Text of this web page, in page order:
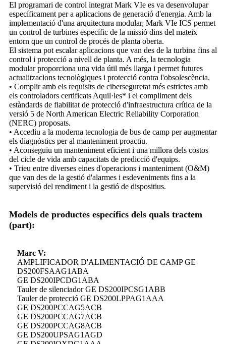
El programari de control integrat Mark VIe es va desenvolupar
específicament per a aplicacions de generació d'energia. Amb la
implementació d'una arquitectura modular, Mark VIe ICS permet
un control de turbines específic de la missió dins del mateix
entorn que un control de procés de planta oberta.
El sistema pot escalar aplicacions que van des de la turbina fins al
control i protecció a nivell de planta. A més, la tecnologia
modular proporciona una vida útil més llarga i permet futures
actualitzacions tecnològiques i protecció contra l'obsolescència.
• Complir amb els requisits de ciberseguretat més estrictes amb
els controladors certificats Aquil·les* i el compliment dels
estàndards de fiabilitat de protecció d'infraestructura crítica de la
versió 5 de North American Electric Reliability Corporation
(NERC) proposats.
• Accediu a la moderna tecnologia de bus de camp per augmentar
els diagnòstics per al manteniment proactiu.
• Aconseguiu un manteniment eficient i una millora dels costos
del cicle de vida amb capacitats de predicció d'equips.
• Trieu entre diverses eines d'operacions i manteniment (O&M)
que van des de la gestió d'alarmes i esdeveniments fins a la
supervisió del rendiment i la gestió de dispositius.
Models de productes específics dels quals tractem
(part):
Marc V:
AMPLIFICADOR D'ALIMENTACIÓ DE CAMP GE
DS200FSAAG1ABA
GE DS200IPCDG1ABA
Tauler de silenciador GE DS200IPCSG1ABB
Tauler de protecció GE DS200LPPAG1AAA
GE DS200PCCAG5ACB
GE DS200PCCAG7ACB
GE DS200PCCAG8ACB
GE DS200UPSAG1AGD